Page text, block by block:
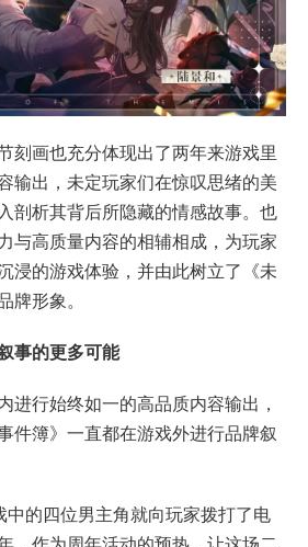
刻画也充分体现出了两年来游戏里
输出，未定玩家们在惊叹思绪的美
剖析其背后所隐藏的情感故事。也
与高质量内容的相辅相成，为玩家
浸的游戏体验，并由此树立了《未
牌形象。
事的更多可能
进行始终如一的高品质内容输出，
件簿》一直都在游戏外进行品牌叙
中的四位男主角就向玩家拨打了电